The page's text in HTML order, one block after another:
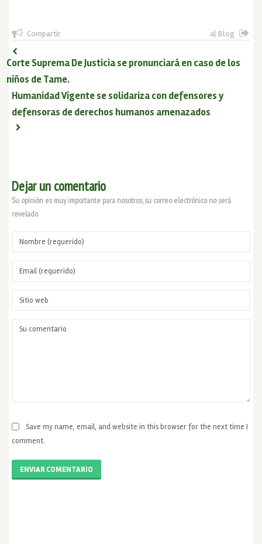
Compartir al Blog
Corte Suprema De Justicia se pronunciará en caso de los
niños de Tame.
Humanidad Vigente se solidariza con defensores y
defensoras de derechos humanos amenazados
Dejar un comentario
Su opinión es muy importante para nosotros, su correo electrónico no será
revelado
Save my name, email, and website in this browser for the next time I
comment.
ENVIAR COMENTARIO